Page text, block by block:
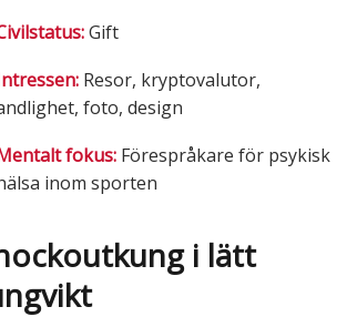
Gift
Resor, kryptovalutor,
foto, design
fokus:Förespråkare för psykisk
inom sporten
i lätt